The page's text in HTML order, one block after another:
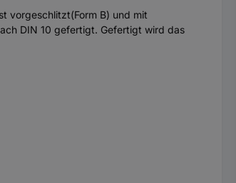
vorgeschlitzt(Form B) und mit
DIN 10 gefertigt. Gefertigt wird das